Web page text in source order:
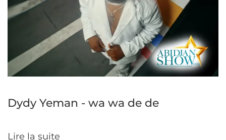
Dydy Yeman - wa wa de de
Lire la suite